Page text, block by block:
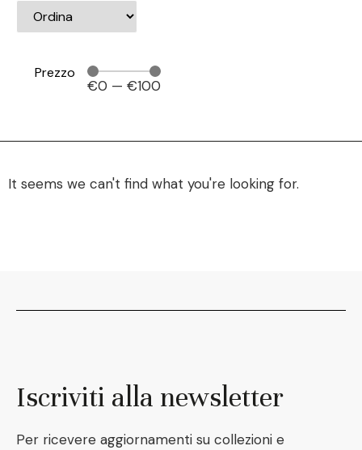
Prezzo
€0 — €100
It seems we can't find what you're looking for.
Iscriviti alla newsletter
Per ricevere aggiornamenti su collezioni e